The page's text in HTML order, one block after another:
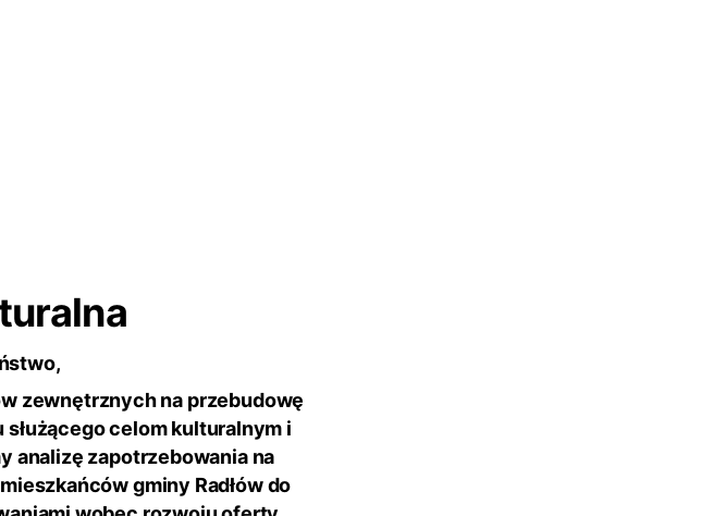
zewnętrznych na przebudowę
celom kulturalnym i
analizę zapotrzebowania na
gminy Radłów do